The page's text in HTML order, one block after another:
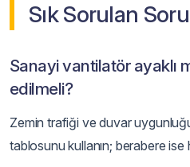
Sık Sorulan
Sanayi vantilatör ayaklı
edilmeli?
Zemin trafiği ve duvar
tablosunu kullanın; berabere ise